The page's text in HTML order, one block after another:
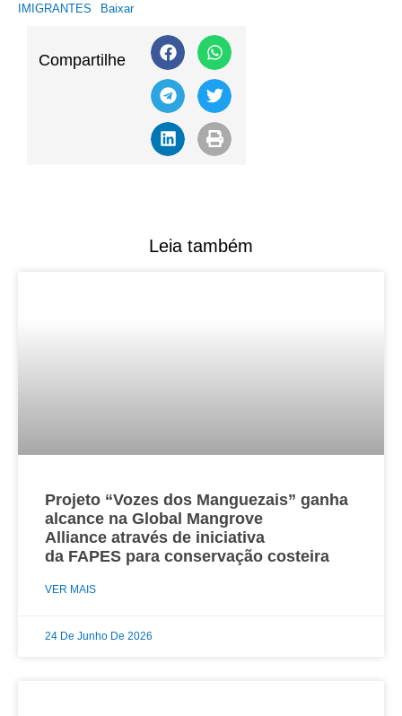
IMIGRANTES
Baixar
Compartilhe
Leia também
Projeto “Vozes dos Manguezais” ganha
alcance na Global Mangrove
Alliance através de iniciativa
da FAPES para conservação costeira
VER MAIS
24 De Junho De 2026